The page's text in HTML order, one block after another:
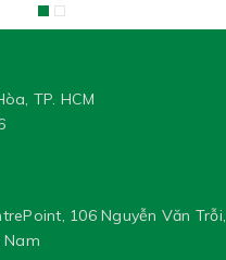
TP. HCM
106 Nguyễn Văn Trỗi,
Nam